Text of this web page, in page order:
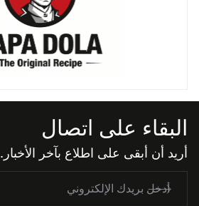
البقاء على اتصال
أريد أن أبقى على اطلاع بآخر الأخبار.